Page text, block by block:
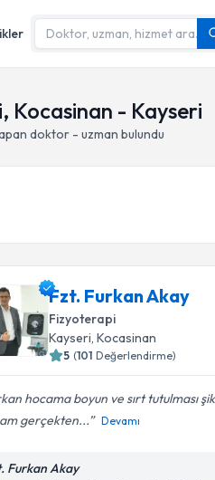
Kocasinan - Kayseri
doktor - uzman bulundu
Fzt. Furkan Akay
Fizyoterapi
Kayseri, Kocasinan
5 (101 Değerlendirme)
hocama boyun ve sırt tutulması
gerçekten...
Devamı
Furkan Akay